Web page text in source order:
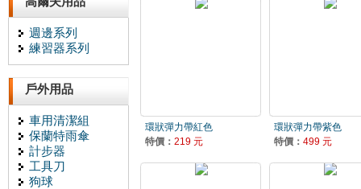
週邊系列
練習器系列
戶外用品
車用清潔組
保蘭特雨傘
計步器
工具刀
狗球
環狀彈力帶紅色
特價： 219 元
環狀彈力帶紫色
特價： 499 元